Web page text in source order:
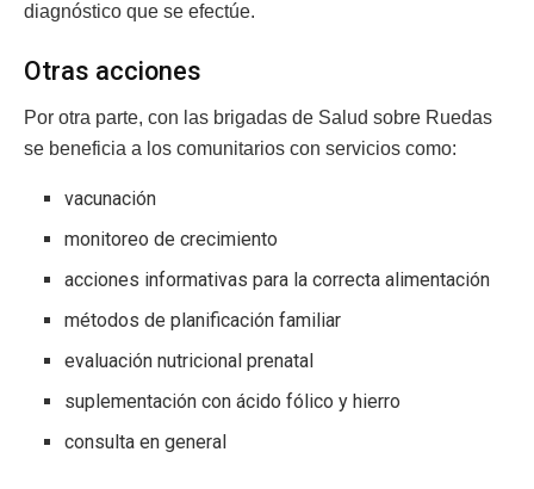
diagnóstico que se efectúe.
Otras acciones
Por otra parte, con las brigadas de Salud sobre Ruedas
se beneficia a los comunitarios con servicios como:
vacunación
monitoreo de crecimiento
acciones informativas para la correcta alimentación
métodos de planificación familiar
evaluación nutricional prenatal
suplementación con ácido fólico y hierro
consulta en general